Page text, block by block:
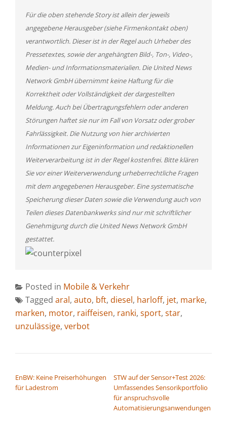
Für die oben stehende Story ist allein der jeweils
angegebene Herausgeber (siehe Firmenkontakt oben)
verantwortlich. Dieser ist in der Regel auch Urheber des
Pressetextes, sowie der angehängten Bild-, Ton-, Video-,
Medien- und Informationsmaterialien. Die United News
Network GmbH übernimmt keine Haftung für die
Korrektheit oder Vollständigkeit der dargestellten
Meldung. Auch bei Übertragungsfehlern oder anderen
Störungen haftet sie nur im Fall von Vorsatz oder grober
Fahrlässigkeit. Die Nutzung von hier archivierten
Informationen zur Eigeninformation und redaktionellen
Weiterverarbeitung ist in der Regel kostenfrei. Bitte klären
Sie vor einer Weiterverwendung urheberrechtliche Fragen
mit dem angegebenen Herausgeber. Eine systematische
Speicherung dieser Daten sowie die Verwendung auch von
Teilen dieses Datenbankwerks sind nur mit schriftlicher
Genehmigung durch die United News Network GmbH
gestattet.
Posted in Mobile & Verkehr
Tagged aral, auto, bft, diesel, harloff, jet, marke,
marken, motor, raiffeisen, ranki, sport, star,
unzulässige, verbot
EnBW: Keine Preiserhöhungen
für Ladestrom
STW auf der Sensor+Test 2026:
Umfassendes Sensorikportfolio
für anspruchsvolle
Automatisierungsanwendungen